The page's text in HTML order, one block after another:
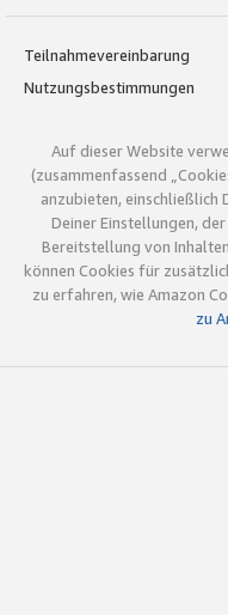
Teilnahmevereinbarung
Nutzungsbestimmungen
Auf dieser Website
(zusammenfassend
anzubieten, einschließlich
Deiner Einstellungen,
Bereitstellung von
können Cookies für
zu erfahren, wie Amazon
zu